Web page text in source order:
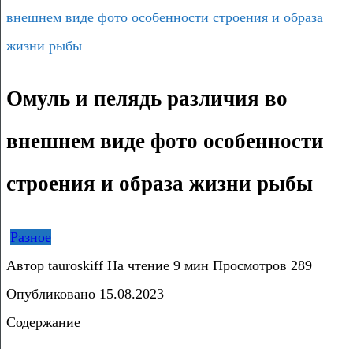
внешнем виде фото особенности строения и образа
жизни рыбы
Омуль и пелядь различия во
внешнем виде фото особенности
строения и образа жизни рыбы
Разное
Автор tauroskiff На чтение 9 мин Просмотров 289
Опубликовано 15.08.2023
Содержание